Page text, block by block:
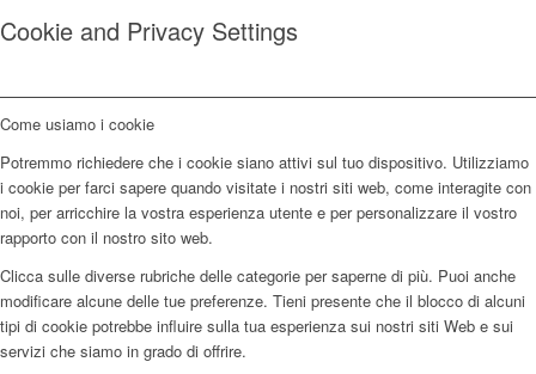
Cookie and Privacy Settings
Come usiamo i cookie
Potremmo richiedere che i cookie siano attivi sul tuo dispositivo. Utilizziamo
i cookie per farci sapere quando visitate i nostri siti web, come interagite con
noi, per arricchire la vostra esperienza utente e per personalizzare il vostro
rapporto con il nostro sito web.
Clicca sulle diverse rubriche delle categorie per saperne di più. Puoi anche
modificare alcune delle tue preferenze. Tieni presente che il blocco di alcuni
tipi di cookie potrebbe influire sulla tua esperienza sui nostri siti Web e sui
servizi che siamo in grado di offrire.